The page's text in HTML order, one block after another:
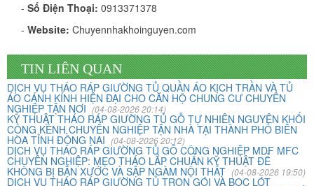
- Số Điện Thoại: 0913371378
- Website: Chuyennhakhoinguyen.com
TIN LIÊN QUAN
DỊCH VỤ THÁO RÁP GIƯỜNG TỦ QUẦN ÁO KỊCH TRẦN VÀ TỦ
ÁO CÁNH KÍNH HIỆN ĐẠI CHO CĂN HỘ CHUNG CƯ CHUYÊN
NGHIỆP TẬN NƠI (04-08-2026 20:14)
KỸ THUẬT THÁO RÁP GIƯỜNG TỦ GỖ TỰ NHIÊN NGUYÊN KHỐI
CỒNG KỀNH CHUYÊN NGHIỆP TẬN NHÀ TẠI THÀNH PHỐ BIÊN
HÒA TỈNH ĐỒNG NAI (04-08-2026 20:12)
DỊCH VỤ THÁO RÁP GIƯỜNG TỦ GỖ CÔNG NGHIỆP MDF MFC
CHUYÊN NGHIỆP: MẸO THÁO LẮP CHUẨN KỸ THUẬT ĐỂ
KHÔNG BỊ BẮN XƯỚC VÀ SẬP NGÀM NỘI THẤT (04-08-2026 19:50)
DỊCH VỤ THÁO RÁP GIƯỜNG TỦ TRỌN GÓI VÀ BỌC LÓT
Hòa. Ban đầu tôi cũng đắn đo nhiều dịch vụ chuyển nhà
Nguyên. Tôi thật sự hài lòng. Cảm ơn quý công ty.
232/2 Cộng Hòa, P.13, Q. Tân Bình
Vợ chồng tôi vừa chuyển về nhà mới ở Chưng cư Thái An
về quận 2. Tôi được biết dịch vụ của Khôi Nguyên đã lâu